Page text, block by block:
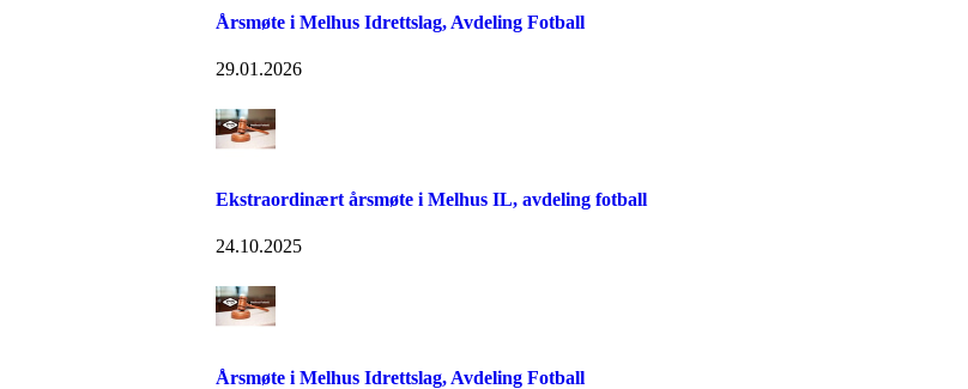
Årsmøte i Melhus Idrettslag, Avdeling Fotball
29.01.2026
Ekstraordinært årsmøte i Melhus IL, avdeling fotball
24.10.2025
Årsmøte i Melhus Idrettslag, Avdeling Fotball